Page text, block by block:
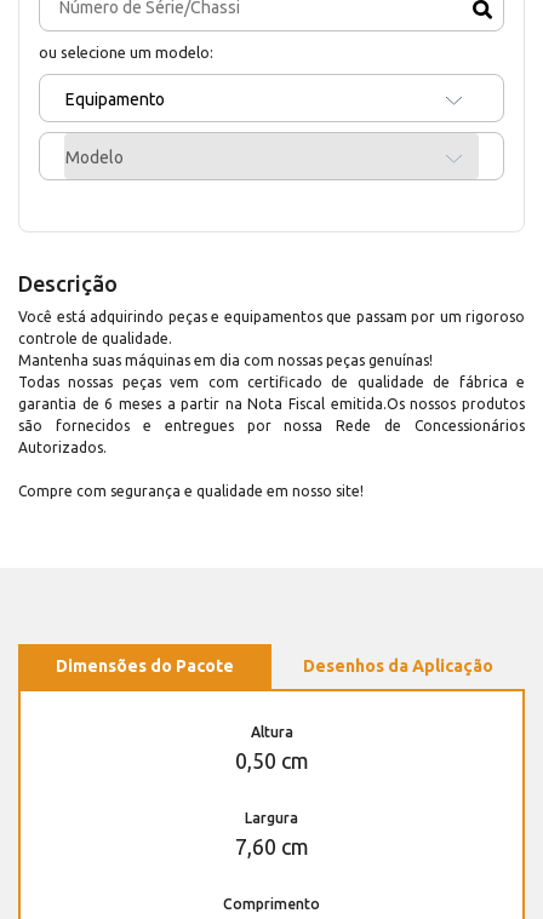
ou selecione um modelo:
Equipamento
Modelo
Descrição
Você está adquirindo peças e equipamentos que passam por um rigoroso
controle de qualidade.
Mantenha suas máquinas em dia com nossas peças genuínas!
Todas nossas peças vem com certificado de qualidade de fábrica e
garantia de 6 meses a partir na Nota Fiscal emitida.Os nossos produtos
são fornecidos e entregues por nossa Rede de Concessionários
Autorizados.
Compre com segurança e qualidade em nosso site!
Dimensões do Pacote Desenhos da Aplicação
Altura
0,50 cm
Largura
7,60 cm
Comprimento